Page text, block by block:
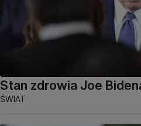
Stan zdrowia Joe
ŚWIAT